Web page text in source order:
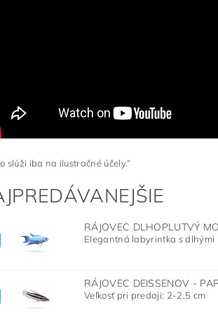
slúži iba na ilustračné účely.“
RÁJOVEC DLHOPLUTVÝ
Elegantná labyrintka s
RÁJOVEC DEISSENOV -
Veľkosť pri predaji: 2-2,5 cm